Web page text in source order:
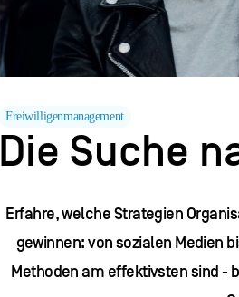
Freiwilligenmanagement
Die Suche
Erfahre, welche Strategien
gewinnen: von sozialen Medien
Methoden am effektivsten sind -